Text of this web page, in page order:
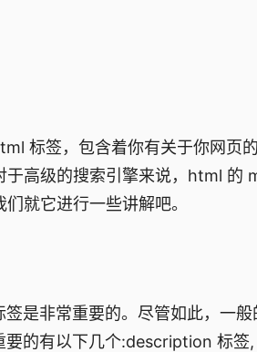
标签，包含着你有关于你网页
高级的搜索引擎来说，html 的
就它进行一些讲解吧。
非常重要的。尽管如此，一般
要的有以下几个:description 标